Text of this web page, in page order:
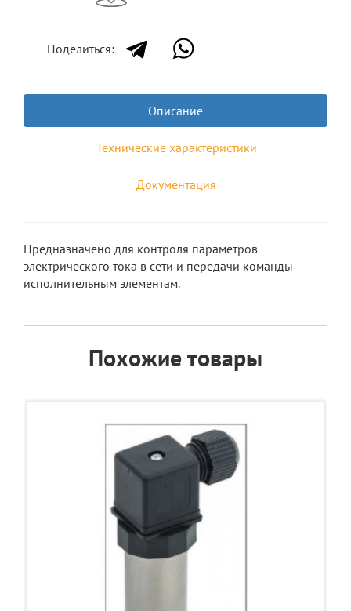
Поделиться:
Описание
Технические характеристики
Документация
Предназначено для контроля параметров
электрического тока в сети и передачи команды
исполнительным элементам.
Похожие товары